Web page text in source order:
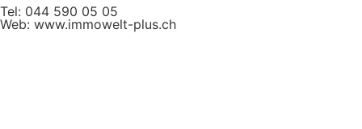
Tel: 044 590 05 05
Web: www.immowelt-plus.ch